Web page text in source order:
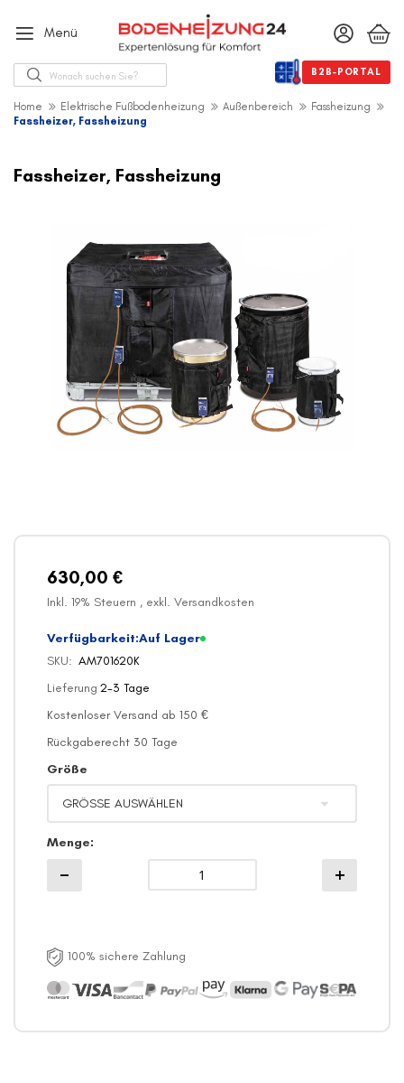
Menü
Suche B2B-PORTAL
Home Elektrische Fußbodenheizung Außenbereich
Fassheizung
Fassheizer, Fassheizung
der
Fassheizer, Fassheizung
Anfang
Bildergalerie
springen630,00 €
Inkl. 19% Steuern , exkl. Versandkosten
Lieferung 2-3 Tage
Kostenloser Versand ab 150 €
Rückgaberecht 30 Tage
Verfügbarkeit:Auf Lager
SKU
AM701620K
Größe
Menge
100% sichere Zahlung